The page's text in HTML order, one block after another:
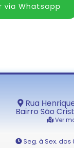
via Whatsapp
Rua
Bairro São
Ver
Seg. à Sex. das